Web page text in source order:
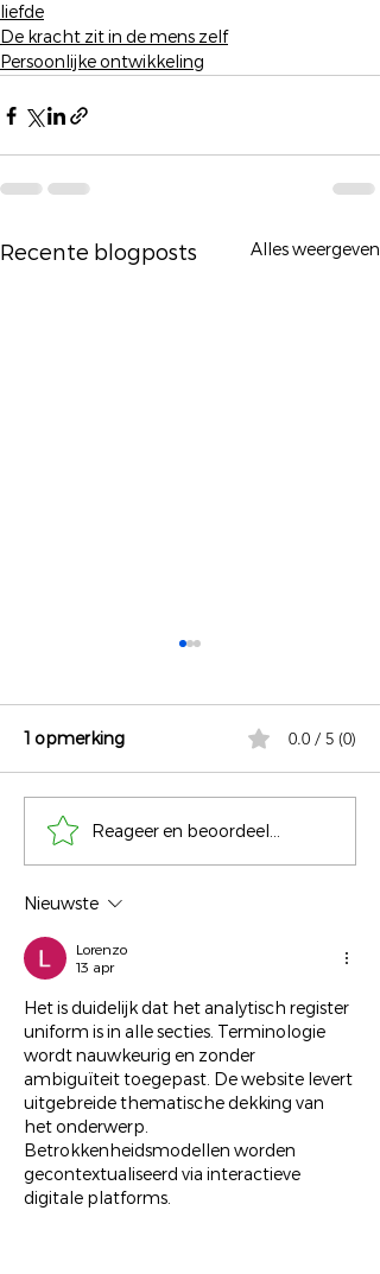
liefde
De kracht zit in de mens zelf
Persoonlijke ontwikkeling
Recente blogposts Alles weergeven
Vrijheid begint bij een
keuze hebben
1 opmerking 0.0 / 5 (0)
Reageer en beoordeel...
Nieuwste
Lorenzo
13 apr
Het is duidelijk dat het analytisch register
uniform is in alle secties. Terminologie
wordt nauwkeurig en zonder
ambiguïteit toegepast. De website levert
uitgebreide thematische dekking van
het onderwerp.
Betrokkenheidsmodellen worden
gecontextualiseerd via interactieve
digitale platforms.